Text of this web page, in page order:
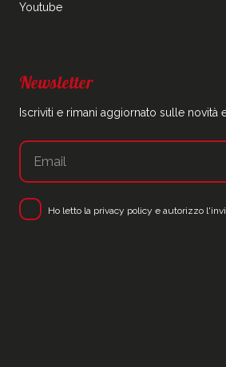
Youtube
Newsletter
Iscriviti e rimani aggiornato sulle novità
Ho letto la privacy policy e autorizzo